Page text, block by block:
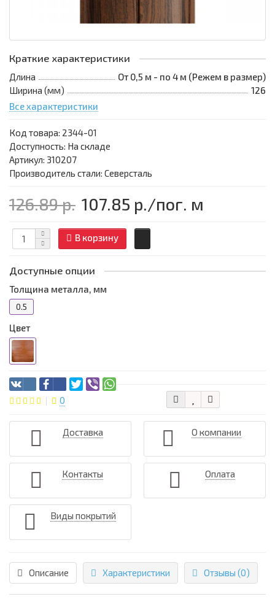
Краткие характеристики
Длина
От 0,5 м - по 4 м (Режем в размер)
Ширина (мм)
126
Все характеристики
Код товара: 2344-01
Доступность: На складе
Артикул: 310207
Производитель стали: Северсталь
126.89 р. 107.85 р./пог. м
В корзину
Доступные опции
Толщина металла, мм
0.5
Цвет
0
Доставка О компании
Контакты Оплата
Виды покрытий
Описание Характеристики Отзывы (0)